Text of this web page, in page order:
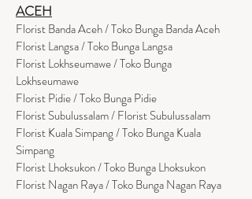
ACEH
Florist Banda Aceh / Toko Bunga Banda Aceh
Florist Langsa / Toko Bunga Langsa
Florist Lokhseumawe / Toko Bunga
Lokhseumawe
Florist Pidie / Toko Bunga Pidie
Florist Subulussalam / Florist Subulussalam
Florist Kuala Simpang / Toko Bunga Kuala
Simpang
Florist Lhoksukon / Toko Bunga Lhoksukon
Florist Nagan Raya / Toko Bunga Nagan Raya